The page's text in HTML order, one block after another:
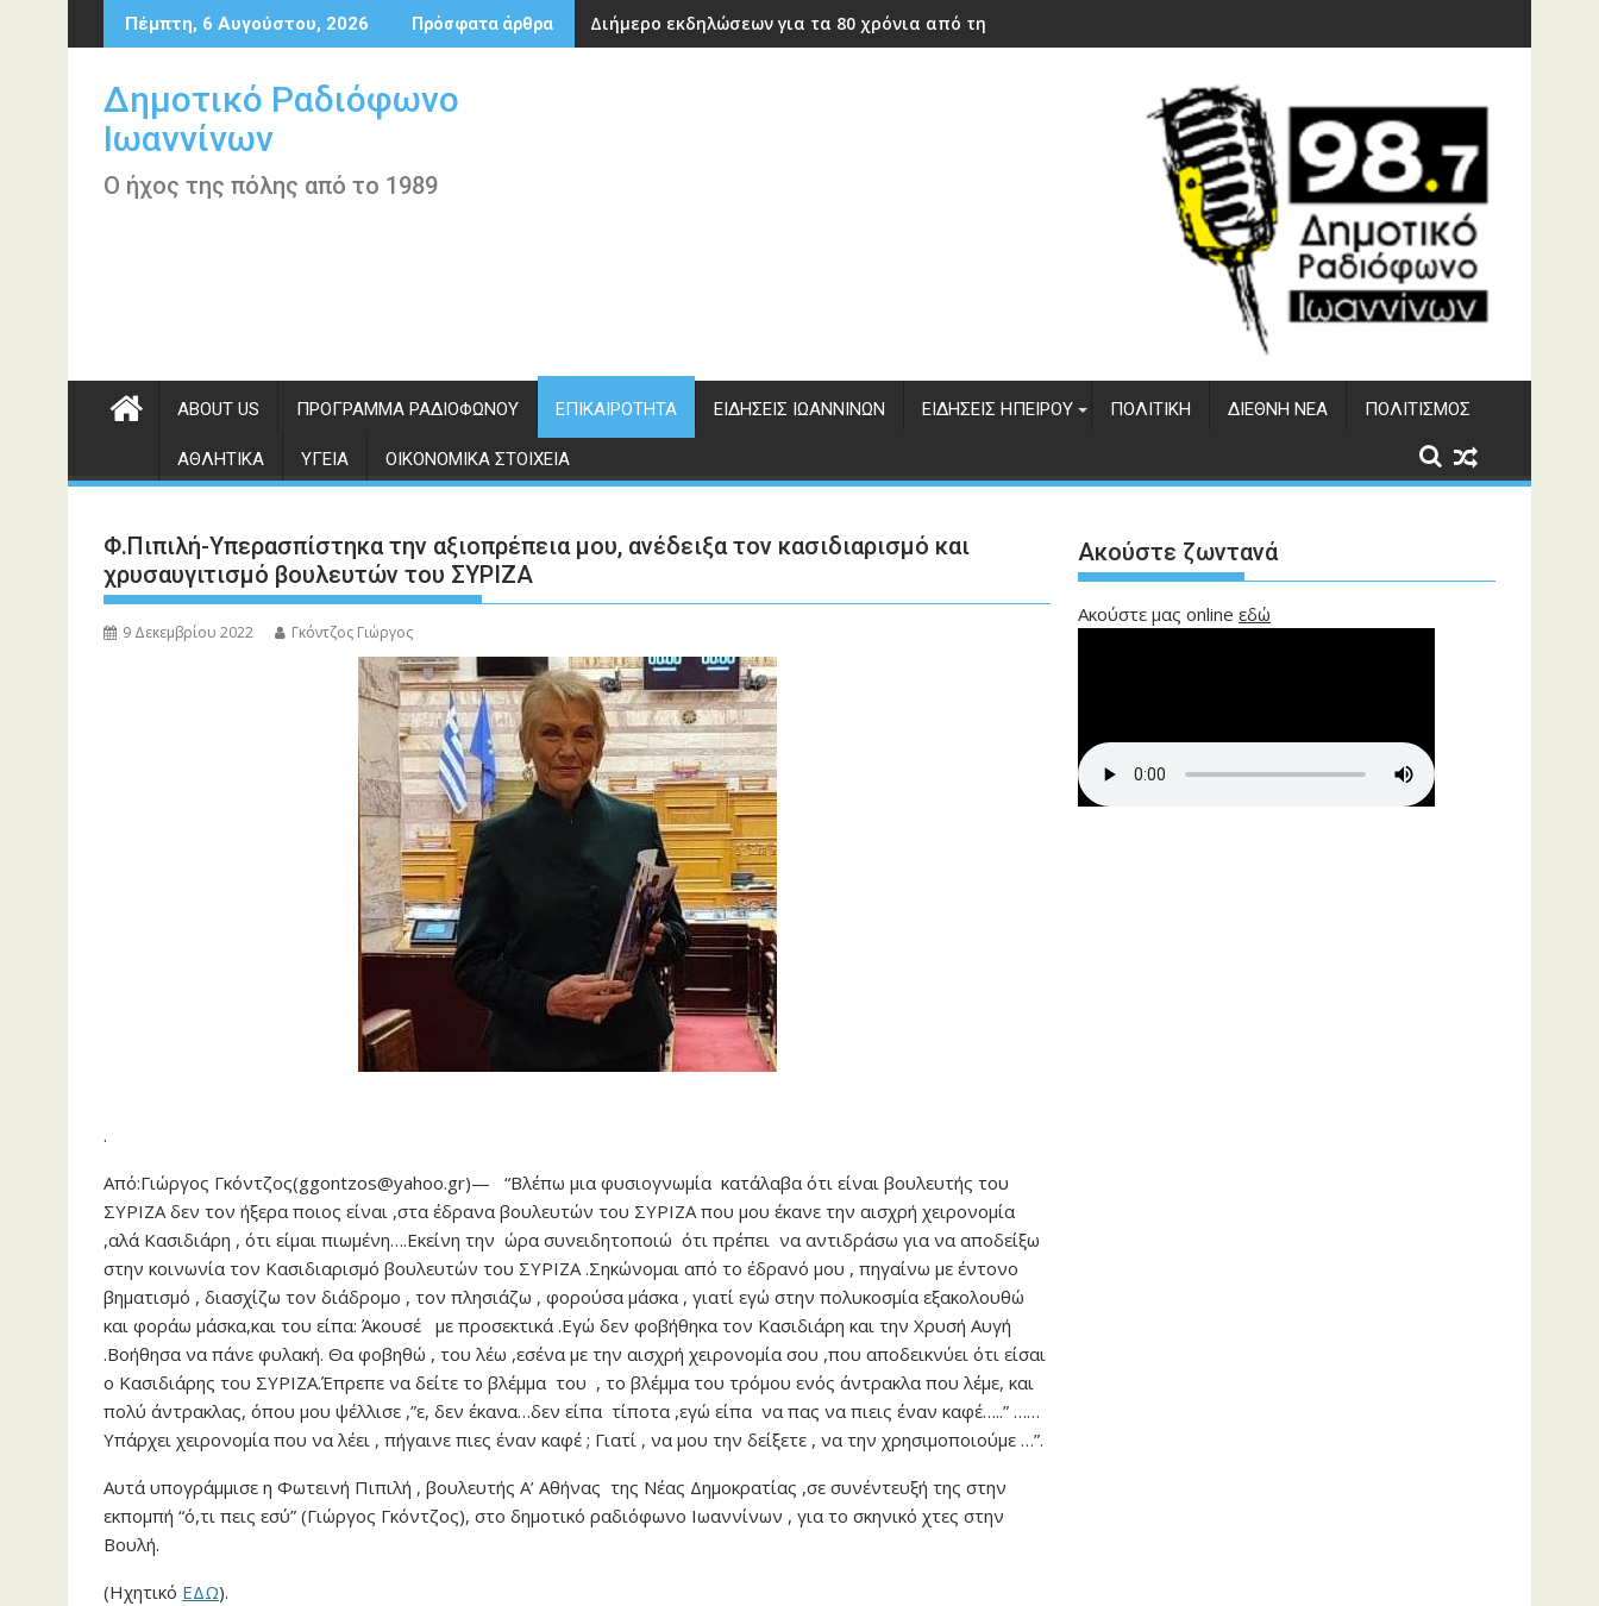
Περάστε
στο
Πέμπτη, 6 Αυγούστου, 2026 Πρόσφατα άρθρα Διήμερο εκδηλώσεων για τα 80 χρόνια από την ίδρυση του ΔΣΕ
Δημοτικό Ραδιόφωνο
Ιωαννίνων
Ο ήχος της πόλης από το 1989
ABOUT US ΠΡΌΓΡΑΜΜΑ ΡΑΔΙΟΦΏΝΟΥ ΕΠΙΚΑΙΡΌΤΗΤΑ ΕΙΔΉΣΕΙΣ ΙΩΑΝΝΊΝΩΝ ΕΙΔΉΣΕΙΣ ΗΠΕΊΡΟΥ ΠΟΛΙΤΙΚΉ ΔΙΕΘΝΉ ΝΈΑ ΠΟΛΙΤΙΣΜΌΣ
ΑΘΛΗΤΙΚΆ ΥΓΕΊΑ ΟΙΚΟΝΟΜΙΚΆ ΣΤΟΙΧΕΊΑ
Φ.Πιπιλή-Υπερασπίστηκα την αξιοπρέπεια μου, ανέδειξα τον κασιδιαρισμό και
χρυσαυγιτισμό βουλευτών του ΣΥΡΙΖΑ
9 Δεκεμβρίου 2022 Γκόντζος Γιώργος
.
Από:Γιώργος Γκόντζος(ggontzos@yahoo.gr)— “Βλέπω μια φυσιογνωμία κατάλαβα ότι είναι βουλευτής του
ΣΥΡΙΖΑ δεν τον ήξερα ποιος είναι ,στα έδρανα βουλευτών του ΣΥΡΙΖΑ που μου έκανε την αισχρή χειρονομία
,αλά Κασιδιάρη , ότι είμαι πιωμένη….Εκείνη την ώρα συνειδητοποιώ ότι πρέπει να αντιδράσω για να αποδείξω
στην κοινωνία τον Κασιδιαρισμό βουλευτών του ΣΥΡΙΖΑ .Σηκώνομαι από το έδρανό μου , πηγαίνω με έντονο
βηματισμό , διασχίζω τον διάδρομο , τον πλησιάζω , φορούσα μάσκα , γιατί εγώ στην πολυκοσμία εξακολουθώ
και φοράω μάσκα,και του είπα: Άκουσέ με προσεκτικά .Εγώ δεν φοβήθηκα τον Κασιδιάρη και την Χρυσή Αυγή
.Βοήθησα να πάνε φυλακή. Θα φοβηθώ , του λέω ,εσένα με την αισχρή χειρονομία σου ,που αποδεικνύει ότι είσαι
ο Κασιδιάρης του ΣΥΡΙΖΑ.Έπρεπε να δείτε το βλέμμα του , το βλέμμα του τρόμου ενός άντρακλα που λέμε, και
πολύ άντρακλας, όπου μου ψέλλισε ,”ε, δεν έκανα…δεν είπα τίποτα ,εγώ είπα να πας να πιεις έναν καφέ…..” ……
Υπάρχει χειρονομία που να λέει , πήγαινε πιες έναν καφέ ; Γιατί , να μου την δείξετε , να την χρησιμοποιούμε …”.
Αυτά υπογράμμισε η Φωτεινή Πιπιλή , βουλευτής Α’ Αθήνας της Νέας Δημοκρατίας ,σε συνέντευξή της στην
εκπομπή “ό,τι πεις εσύ” (Γιώργος Γκόντζος), στο δημοτικό ραδιόφωνο Ιωαννίνων , για το σκηνικό χτες στην
Βουλή.
(Ηχητικό ΕΔΩ).
Ακούστε ζωντανά
Ακούστε μας online εδώ